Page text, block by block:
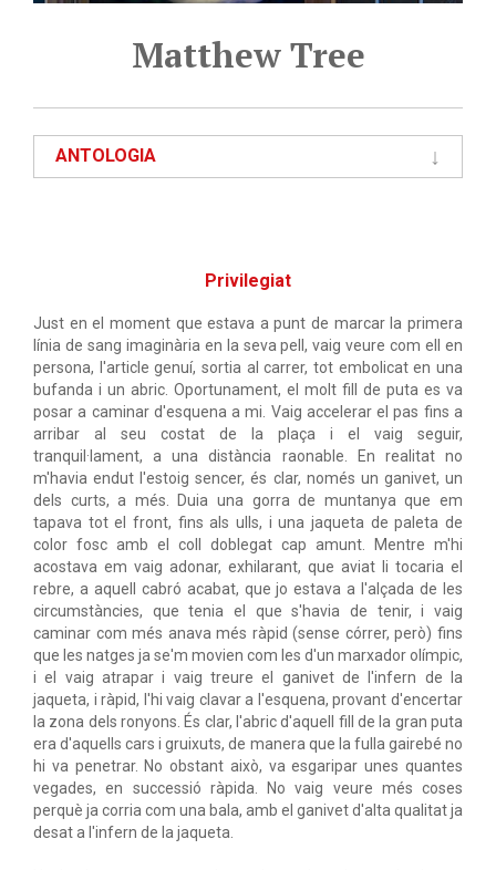
Matthew Tree
ANTOLOGIA
Privilegiat
Just en el moment que estava a punt de marcar la primera
línia de sang imaginària en la seva pell, vaig veure com ell en
persona, l'article genuí, sortia al carrer, tot embolicat en una
bufanda i un abric. Oportunament, el molt fill de puta es va
posar a caminar d'esquena a mi. Vaig accelerar el pas fins a
arribar al seu costat de la plaça i el vaig seguir,
tranquil·lament, a una distància raonable. En realitat no
m'havia endut l'estoig sencer, és clar, només un ganivet, un
dels curts, a més. Duia una gorra de muntanya que em
tapava tot el front, fins als ulls, i una jaqueta de paleta de
color fosc amb el coll doblegat cap amunt. Mentre m'hi
acostava em vaig adonar, exhilarant, que aviat li tocaria el
rebre, a aquell cabró acabat, que jo estava a l'alçada de les
circumstàncies, que tenia el que s'havia de tenir, i vaig
caminar com més anava més ràpid (sense córrer, però) fins
que les natges ja se'm movien com les d'un marxador olímpic,
i el vaig atrapar i vaig treure el ganivet de l'infern de la
jaqueta, i ràpid, l'hi vaig clavar a l'esquena, provant d'encertar
la zona dels ronyons. És clar, l'abric d'aquell fill de la gran puta
era d'aquells cars i gruixuts, de manera que la fulla gairebé no
hi va penetrar. No obstant això, va esgaripar unes quantes
vegades, en successió ràpida. No vaig veure més coses
perquè ja corria com una bala, amb el ganivet d'alta qualitat ja
desat a l'infern de la jaqueta.